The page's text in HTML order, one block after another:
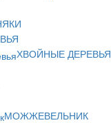
ХВОЙНЫЕ ДЕРЕВЬЯ
МОЖЖЕВЕЛЬНИК